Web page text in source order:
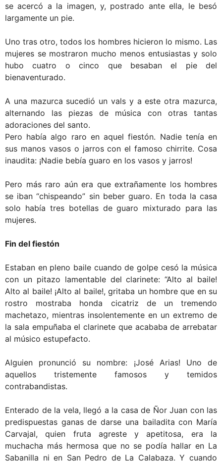
se acercó a la imagen, y, postrado ante ella, le besó
largamente un pie.
Uno tras otro, todos los hombres hicieron lo mismo. Las
mujeres se mostraron mucho menos entusiastas y solo
hubo cuatro o cinco que besaban el pie del
bienaventurado.
A una mazurca sucedió un vals y a este otra mazurca,
alternando las piezas de música con otras tantas
adoraciones del santo.
Pero había algo raro en aquel fiestón. Nadie tenía en
sus manos vasos o jarros con el famoso chirrite. Cosa
inaudita: ¡Nadie bebía guaro en los vasos y jarros!
Pero más raro aún era que extrañamente los hombres
se iban “chispeando” sin beber guaro. En toda la casa
solo había tres botellas de guaro mixturado para las
mujeres.
Fin del fiestón
Estaban en pleno baile cuando de golpe cesó la música
con un pitazo lamentable del clarinete: “Alto al baile!
Alto al baile! ¡Alto al baile!, gritaba un hombre que en su
rostro mostraba honda cicatriz de un tremendo
machetazo, mientras insolentemente en un extremo de
la sala empuñaba el clarinete que acababa de arrebatar
al músico estupefacto.
Alguien pronunció su nombre: ¡José Arias! Uno de
aquellos tristemente famosos y temidos
contrabandistas.
Enterado de la vela, llegó a la casa de Ñor Juan con las
predispuestas ganas de darse una bailadita con María
Carvajal, quien fruta agreste y apetitosa, era la
muchacha más hermosa que no se podía hallar en La
Sabanilla ni en San Pedro de La Calabaza. Y cuando